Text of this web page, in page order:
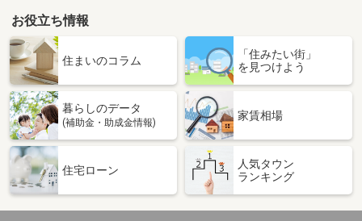
お役立ち情報
住まいのコラム
「住みたい街」
を見つけよう
暮らしのデータ
(補助金・助成金情報)
家賃相場
住宅ローン
人気タウン
ランキング